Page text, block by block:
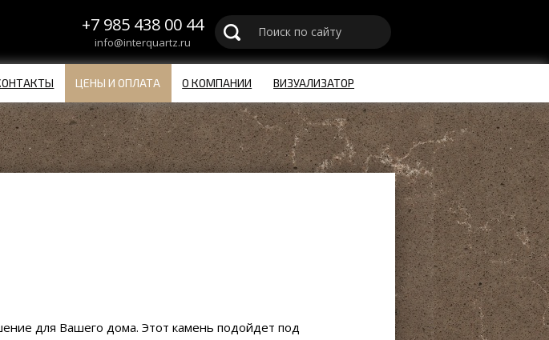
+7 985 438 00 44
info@interquartz.ru
ЦЕНЫ И ОПЛАТА О КОМПАНИИ ВИЗУАЛИЗАТОР
для Вашего дома. Этот камень подойдет под